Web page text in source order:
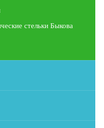
стельки Быкова